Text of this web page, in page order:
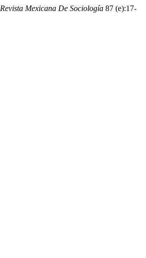
Revista Mexicana De Sociología 87 (e):17-